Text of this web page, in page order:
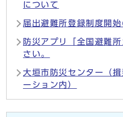
について
届出避難所登録制度開
防災アプリ「全国避難
さい。
大垣市防災センター（
ーション内）